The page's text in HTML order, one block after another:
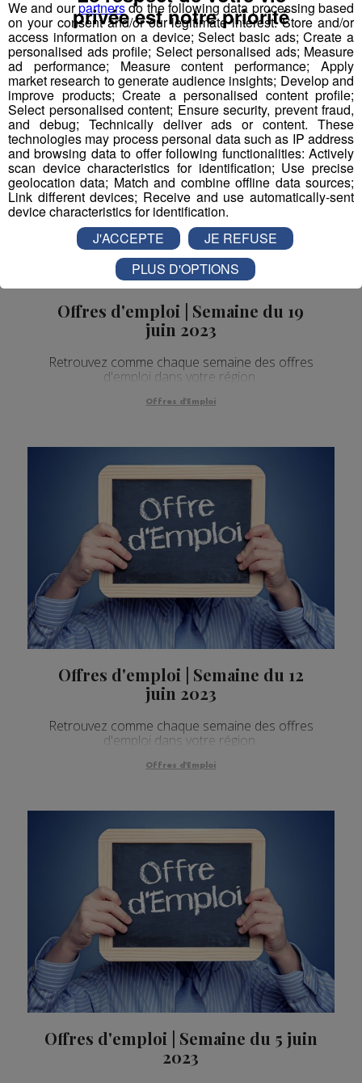
immobilière, recrute !
Offres d'Emploi
Offres d'emploi | Semaine du 19
juin 2023
Retrouvez comme chaque semaine des offres
d'emploi dans votre région.
Offres d'Emploi
Offres d'emploi | Semaine du 12
juin 2023
Retrouvez comme chaque semaine des offres
d'emploi dans votre région.
Offres d'Emploi
Offres d'emploi | Semaine du 5 juin
2023
We and ourpartnersdo the following data processing based
on your consent and/or our legitimate interest: Store and/or
access information on a device; Select basic ads; Create a
personalised ads profile; Select personalised ads; Measure
ad performance; Measure content performance; Apply
market research to generate audience insights; Develop and
improve products; Create a personalised content profile;
Select personalised content; Ensure security, prevent fraud,
and debug; Technically deliver ads or content. These
technologies may process personal data such as IP address
and browsing data to offer following functionalities: Actively
scan device characteristics for identification; Use precise
geolocation data; Match and combine offline data sources;
Link different devices; Receive and use automatically-sent
device characteristics for identification.
privée est notre priorité
J'ACCEPTE
JE REFUSE
PLUS D'OPTIONS